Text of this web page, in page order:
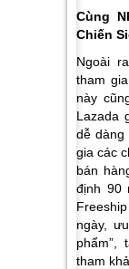
Cùng
Chiến
Ngoài
tham
này
Lazada
dễ dàng
gia các
bán
định 90
ngày,
tham